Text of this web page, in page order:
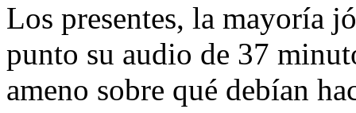
Los presentes, la mayoría
punto su audio de 37
ameno sobre qué debían